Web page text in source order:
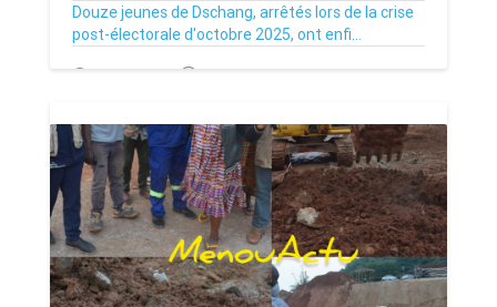
Douze jeunes de Dschang, arrêtés lors de la crise
post-électorale d'octobre 2025, ont enfi...
05/03/26 Par MenouActu 0